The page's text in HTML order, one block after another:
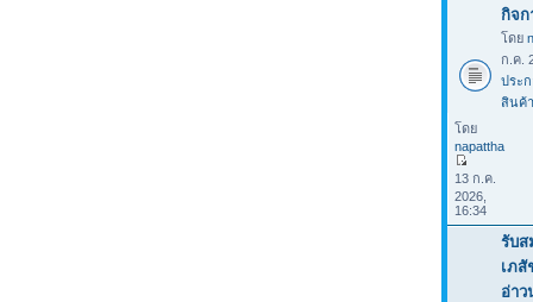
กิจก
โดย
ก.ค.
ประ
สินค้า
โดย
napattha
13 ก.ค.
2026,
16:34
รับส
เภ
อ่าว